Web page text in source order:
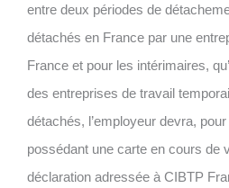
entre deux périodes de
détachés en France par une
France et pour les intérimaires,
des entreprises de travail
détachés, l’employeur devra,
possédant une carte en cours de
déclaration adressée à CIBTP